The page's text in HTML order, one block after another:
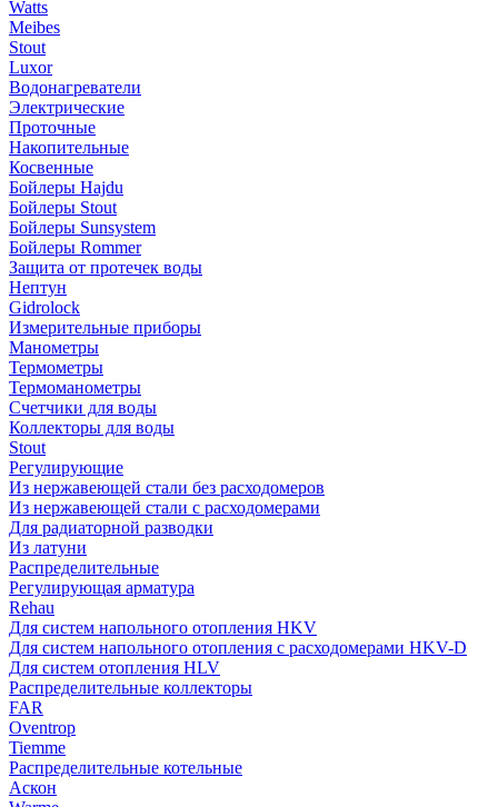
Watts
Meibes
Stout
Luxor
Водонагреватели
Электрические
Проточные
Накопительные
Косвенные
Бойлеры Hajdu
Бойлеры Stout
Бойлеры Sunsystem
Бойлеры Rommer
Защита от протечек воды
Нептун
Gidrolock
Измерительные приборы
Манометры
Термометры
Термоманометры
Счетчики для воды
Коллекторы для воды
Stout
Регулирующие
Из нержавеющей стали без расходомеров
Из нержавеющей стали с расходомерами
Для радиаторной разводки
Из латуни
Распределительные
Регулирующая арматура
Rehau
Для систем напольного отопления HKV
Для систем напольного отопления с расходомерами HKV-D
Для систем отопления HLV
Распределительные коллекторы
FAR
Oventrop
Tiemme
Распределительные котельные
Аскон